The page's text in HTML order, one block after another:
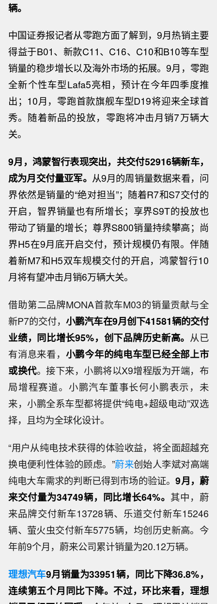
辆。
中国证券报记者从零跑方面了解到，9月热销主要
得益于B01、新款C11、C16、C10和B10等车型
销量的稳步增长以及海外市场的拓展。9月， 零跑
全新个性车型Lafa5亮相，预计在今年四季度推
出；10月，零跑首款旗舰车型D19将迎来全球首
秀。随着新品的投放，零跑将冲击月销7万辆大
关。
9月，鸿蒙智行表现突出，共交付52916辆新车，
成为月交付量亚军。 从9月的周销量数据来看，问
界依然是销量的“绝对担当”；随着R7和S7交付的
开启，智界销量也有所增长；享界S9T的投放也
带动了销量的增长；尊界S800销量持续攀高；尚
界H5在9月底开启交付，预计规模仍有限。伴随
着新M7和H5双车规模交付的开启，鸿蒙智行10
月将有望冲击月销6万辆大关。
借助第二品牌MONA首款车M03的销量贡献与全
新P7的交付，小鹏汽车在9月创下41581辆的交付
业绩，同比增长95%，创下品牌历史新高。 从已
有消息来看， 小鹏今年的纯电车型已经全部上市
或换代。接下来，小鹏将以X9增程版为开端，布
局增程赛道。小鹏汽车董事长何小鹏表示，未
来，小鹏全系车型都将提供“纯电+超级电动”双选
择，且均为全球化设计。
“用户从纯电技术获得的体验收益，将全面超越充
换电便利性体验的顾虑。”蔚来创始人李斌对高端
纯电大车需求的判断已得到市场的验证。9月，蔚
来交付量为34749辆，同比增长64%。 其中，蔚
来品牌交付新车13728辆、乐道交付新车15246
辆、萤火虫交付新车5775辆，均创历史新高。今
年前9个月，蔚来公司累计销量为20.12万辆。
理想汽车9月销量为33951辆，同比下降36.8%，
连续第五个月同比下降。不过，环比来看，理想